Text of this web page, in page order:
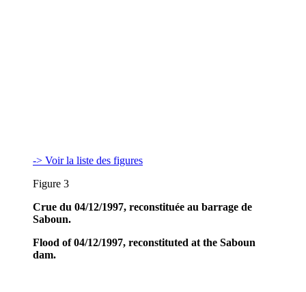
-> Voir la liste des figures
Figure 3
Crue du 04/12/1997, reconstituée au barrage de
Saboun.
Flood of 04/12/1997, reconstituted at the Saboun
dam.